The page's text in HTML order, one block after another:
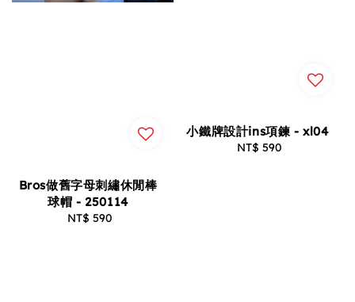
Bros做舊字母刺繡休閒棒
球帽 - 250114
Regular
NT$ 590
小鐵牌設計ins項鍊 - xl04
Regular
NT$ 590